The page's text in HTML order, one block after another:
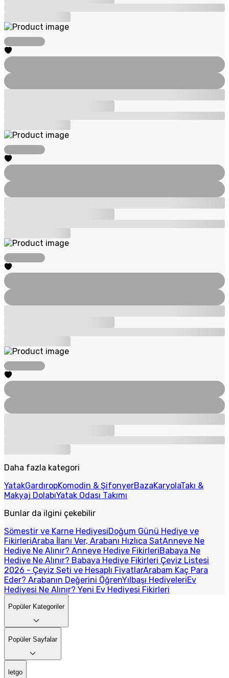
Daha fazla kategori
YatakGardıropKomodin & ŞifonyerBazaKaryolaTakı &
Makyaj DolabıYatak Odası Takımı
Bunlar da ilgini çekebilir
Sömestir ve Karne HediyesiDoğum Günü Hediye ve
FikirleriAraba İlanı Ver, Arabanı Hızlıca SatAnneye Ne
Hediye Ne Alınır? Anneye Hediye FikirleriBabaya Ne
Hediye Ne Alınır? Babaya Hediye Fikirleri Çeyiz Listesi
2026 - Çeyiz Seti ve Hesaplı FiyatlarArabam Kaç Para
Eder? Arabanın Değerini ÖğrenYılbaşı HediyeleriEv
Hediyesi Ne Alınır? Yeni Ev Hediyesi Fikirleri
Popüler Kategoriler
Popüler Sayfalar
letgo